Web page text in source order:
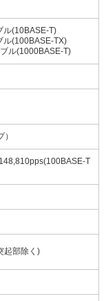
ル(10BASE-T)
ル(100BASE-TX)
ル(1000BASE-T)
T
部除く)